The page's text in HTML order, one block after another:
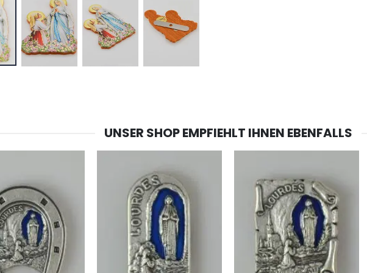
-20%
Lourdes Wasser 1 Liter
€24.90 €19.92
€7.90
-10%
€21.90
€12.90 €7.90
UNSER SHOP EMPFIEHLT IHNEN EBENFALLS